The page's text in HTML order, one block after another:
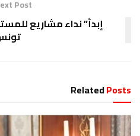
Post
إبدأ” نداء مشاريع
RelatedPosts